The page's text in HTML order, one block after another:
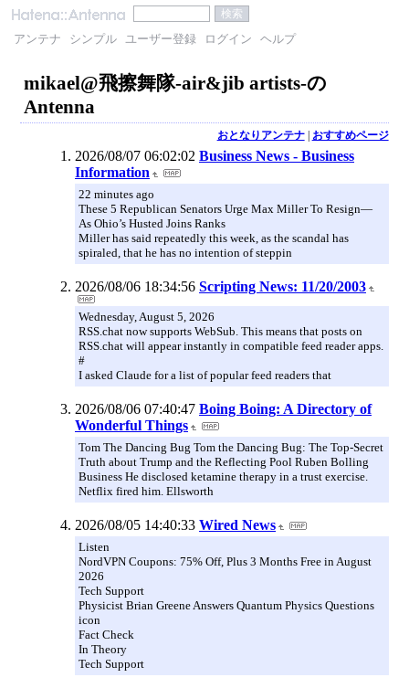
アンテナ シンプル ユーザー登録 ログイン ヘルプ
mikael@飛擦舞隊-air&jib artists-の
Antenna
おとなりアンテナ| おすすめページ
2026/08/07 06:02:02 Business News - Business
Information
22 minutes ago
These 5 Republican Senators Urge Max Miller To Resign—
As Ohio’s Husted Joins Ranks
Miller has said repeatedly this week, as the scandal has
spiraled, that he has no intention of steppin
2026/08/06 18:34:56 Scripting News: 11/20/2003
Wednesday, August 5, 2026
RSS.chat now supports WebSub. This means that posts on
RSS.chat will appear instantly in compatible feed reader apps.
#
I asked Claude for a list of popular feed readers that
2026/08/06 07:40:47 Boing Boing: A Directory of
Wonderful Things
Tom The Dancing Bug Tom the Dancing Bug: The Top-Secret
Truth about Trump and the Reflecting Pool Ruben Bolling
Business He disclosed ketamine therapy in a trust exercise.
Netflix fired him. Ellsworth
2026/08/05 14:40:33 Wired News
Listen
NordVPN Coupons: 75% Off, Plus 3 Months Free in August
2026
Tech Support
Physicist Brian Greene Answers Quantum Physics Questions
icon
Fact Check
In Theory
Tech Support